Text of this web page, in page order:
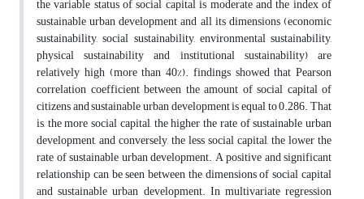
the variable status of social capital is moderate and the index of
sustainable urban development and all its dimensions (economic
sustainability, social sustainability, environmental sustainability,
physical sustainability and institutional sustainability) are
relatively high (more than 40%). findings showed that Pearson
correlation coefficient between the amount of social capital of
citizens and sustainable urban development is equal to 0.286. That
is, the more social capital, the higher the rate of sustainable urban
development, and conversely, the less social capital, the lower the
rate of sustainable urban development. A positive and significant
relationship can be seen between the dimensions of social capital
and sustainable urban development. In multivariate regression